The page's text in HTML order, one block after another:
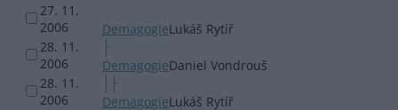
27. 11.
2006
DemagogieLukáš Rytíř
28. 11.
2006
DemagogieDaniel Vondrouš
28. 11.
2006
DemagogieLukáš Rytíř